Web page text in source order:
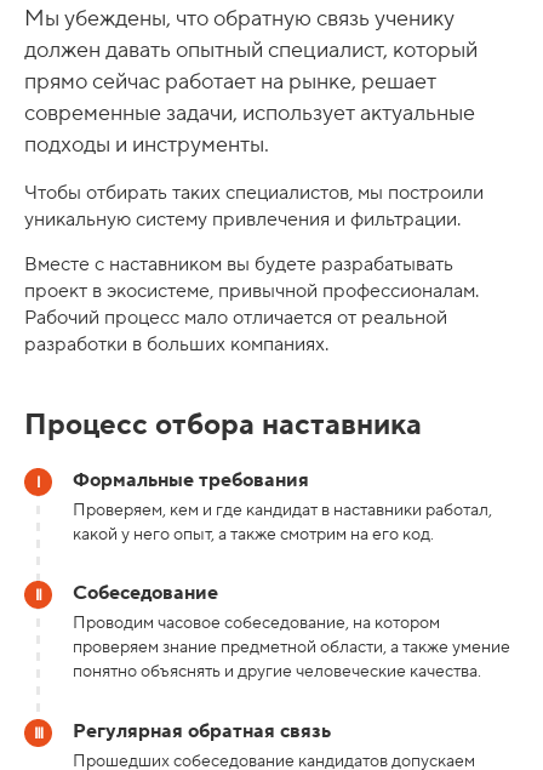
Мы убеждены, что обратную связь ученику
должен давать опытный специалист, который
прямо сейчас работает на рынке, решает
современные задачи, использует актуальные
подходы и инструменты.
Чтобы отбирать таких специалистов, мы построили
уникальную систему привлечения и фильтрации.
Вместе с наставником вы будете разрабатывать
проект в экосистеме, привычной профессионалам.
Рабочий процесс мало отличается от реальной
разработки в больших компаниях.
Процесс отбора наставника
Формальные требования
Проверяем, кем и где кандидат в наставники работал,
какой у него опыт, а также смотрим на его код.
Собеседование
Проводим часовое собеседование, на котором
проверяем знание предметной области, а также умение
понятно объяснять и другие человеческие качества.
Регулярная обратная связь
Прошедших собеседование кандидатов допускаем